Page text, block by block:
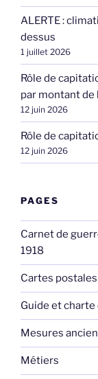
ALERTE :
dessus
1 juillet 2026
Rôle de
par montant de
12 juin 2026
Rôle de
12 juin 2026
PAGES
Carnet de
1918
Cartes postales
Guide et charte
Mesures
Métiers